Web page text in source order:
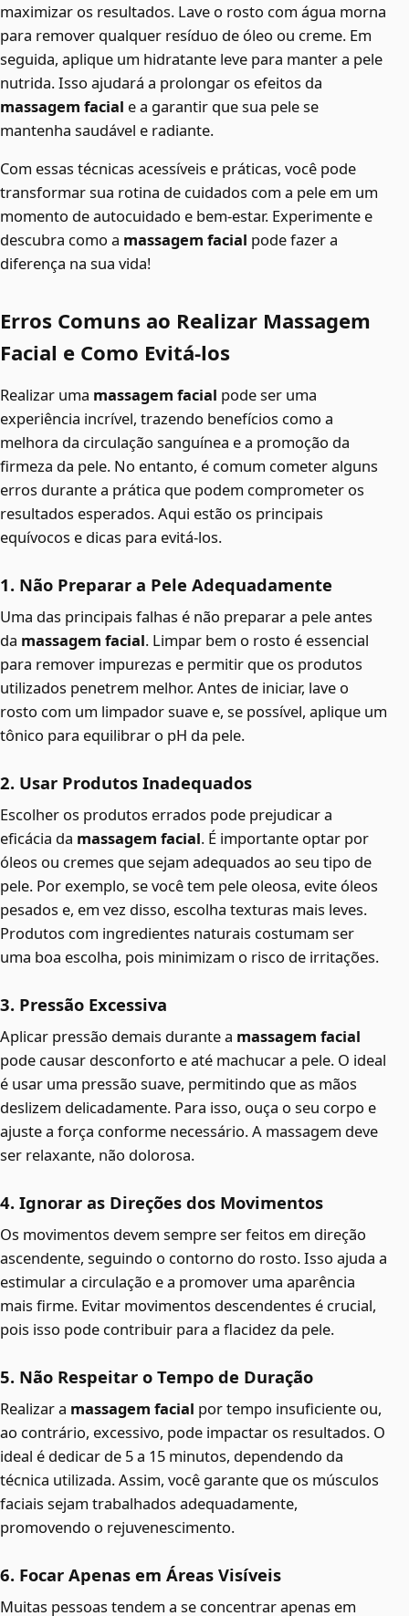
maximizar os resultados. Lave o rosto com água morna
para remover qualquer resíduo de óleo ou creme. Em
seguida, aplique um hidratante leve para manter a pele
nutrida. Isso ajudará a prolongar os efeitos da
massagem facial e a garantir que sua pele se
mantenha saudável e radiante.
Com essas técnicas acessíveis e práticas, você pode
transformar sua rotina de cuidados com a pele em um
momento de autocuidado e bem-estar. Experimente e
descubra como a massagem facial pode fazer a
diferença na sua vida!
Erros Comuns ao Realizar Massagem
Facial e Como Evitá-los
Realizar uma massagem facial pode ser uma
experiência incrível, trazendo benefícios como a
melhora da circulação sanguínea e a promoção da
firmeza da pele. No entanto, é comum cometer alguns
erros durante a prática que podem comprometer os
resultados esperados. Aqui estão os principais
equívocos e dicas para evitá-los.
1. Não Preparar a Pele Adequadamente
Uma das principais falhas é não preparar a pele antes
da massagem facial. Limpar bem o rosto é essencial
para remover impurezas e permitir que os produtos
utilizados penetrem melhor. Antes de iniciar, lave o
rosto com um limpador suave e, se possível, aplique um
tônico para equilibrar o pH da pele.
2. Usar Produtos Inadequados
Escolher os produtos errados pode prejudicar a
eficácia da massagem facial. É importante optar por
óleos ou cremes que sejam adequados ao seu tipo de
pele. Por exemplo, se você tem pele oleosa, evite óleos
pesados e, em vez disso, escolha texturas mais leves.
Produtos com ingredientes naturais costumam ser
uma boa escolha, pois minimizam o risco de irritações.
3. Pressão Excessiva
Aplicar pressão demais durante a massagem facial
pode causar desconforto e até machucar a pele. O ideal
é usar uma pressão suave, permitindo que as mãos
deslizem delicadamente. Para isso, ouça o seu corpo e
ajuste a força conforme necessário. A massagem deve
ser relaxante, não dolorosa.
4. Ignorar as Direções dos Movimentos
Os movimentos devem sempre ser feitos em direção
ascendente, seguindo o contorno do rosto. Isso ajuda a
estimular a circulação e a promover uma aparência
mais firme. Evitar movimentos descendentes é crucial,
pois isso pode contribuir para a flacidez da pele.
5. Não Respeitar o Tempo de Duração
Realizar a massagem facial por tempo insuficiente ou,
ao contrário, excessivo, pode impactar os resultados. O
ideal é dedicar de 5 a 15 minutos, dependendo da
técnica utilizada. Assim, você garante que os músculos
faciais sejam trabalhados adequadamente,
promovendo o rejuvenescimento.
6. Focar Apenas em Áreas Visíveis
Muitas pessoas tendem a se concentrar apenas em